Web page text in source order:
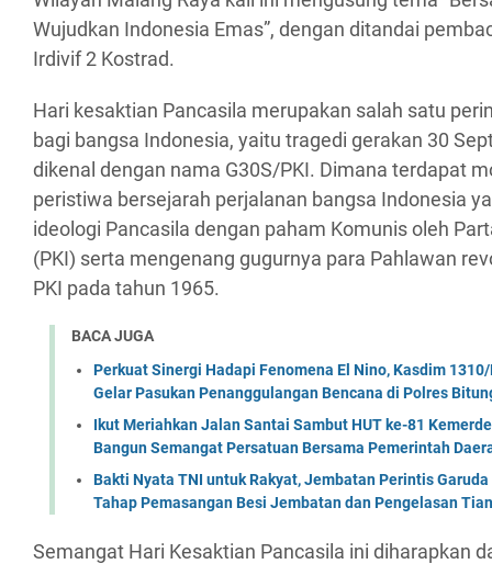
Wujudkan Indonesia Emas”, dengan ditandai
Irdivif 2 Kostrad.
Hari kesaktian Pancasila merupakan salah satu
bagi bangsa Indonesia, yaitu tragedi gerakan 30
dikenal dengan nama G30S/PKI. Dimana terdapat
peristiwa bersejarah perjalanan bangsa Indonesia
ideologi Pancasila dengan paham Komunis oleh
(PKI) serta mengenang gugurnya para Pahlawan
PKI pada tahun 1965.
BACA JUGA
Perkuat Sinergi Hadapi Fenomena El Nino, Kasdim
Gelar Pasukan Penanggulangan Bencana di Polres
Ikut Meriahkan Jalan Santai Sambut HUT ke-81
Bangun Semangat Persatuan Bersama Pemerintah
Bakti Nyata TNI untuk Rakyat, Jembatan Perintis
Tahap Pemasangan Besi Jembatan dan Pengelasan
Semangat Hari Kesaktian Pancasila ini diharapkan